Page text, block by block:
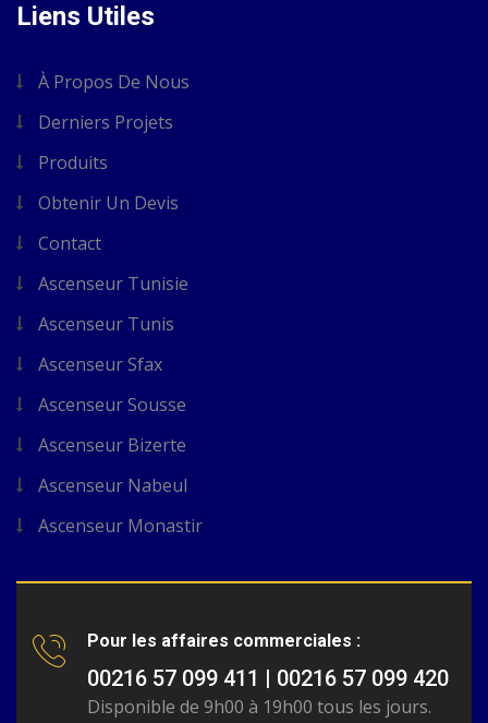
Liens Utiles
À Propos De Nous
Derniers Projets
Produits
Obtenir Un Devis
Contact
Ascenseur Tunisie
Ascenseur Tunis
Ascenseur Sfax
Ascenseur Sousse
Ascenseur Bizerte
Ascenseur Nabeul
Ascenseur Monastir
Pour les affaires commerciales :
00216 57 099 411 | 00216 57 099 420
Disponible de 9h00 à 19h00 tous les jours.